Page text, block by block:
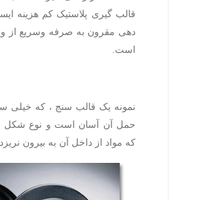
قالب گیری پلاستیک کم هزینه
دهی مقرون به صرفه وسریع از
است.
نمونه یک قالب سنج ، که خیلی
حمل آن آسان است و نوع شکل
که مواد از داخل آن به بیرون نریزد .